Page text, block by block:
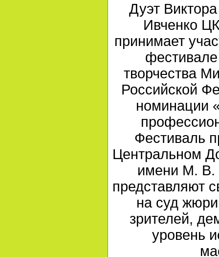
Дуэт
Ивченко
принимает
творчества
Российской
номинации
Фестиваль
Центральном
имени М. В.
представляют
на суд
зрителей,
уровень